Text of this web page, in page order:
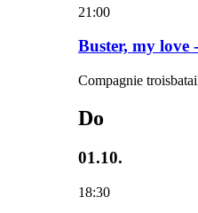
21:00
Buster, my love
Compagnie
Do
01.10.
18:30